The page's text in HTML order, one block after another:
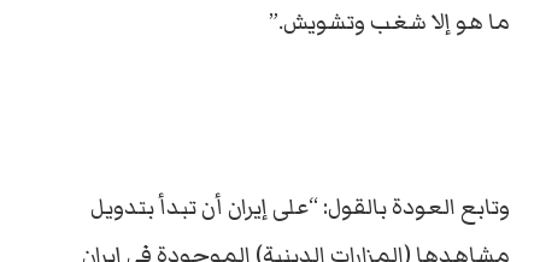
ما هو إلا شغب وتشويش.”
وتابع العودة بالقول: “على إيران أن تبدأ بتدويل
مشاهدها (المزارات الدينية) الموجودة في إيران